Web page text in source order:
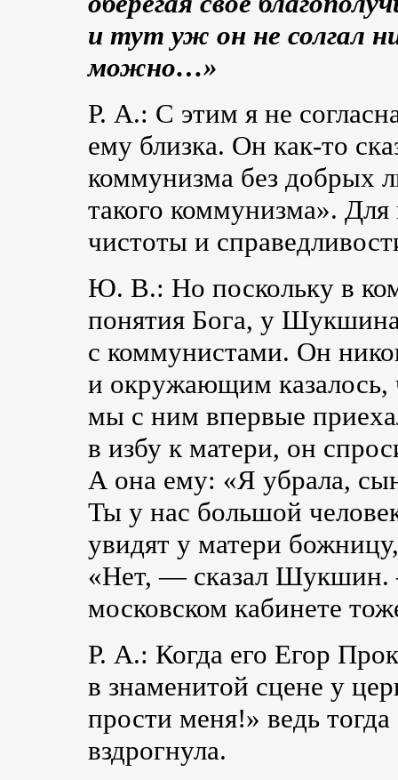
и тут уж он не солгал
можно…»
Р. А.: С этим я не
ему близка. Он как-то
коммунизма без добрых
такого коммунизма».
чистоты и
Ю. В.: Но поскольку в
понятия Бога, у
с коммунистами. Он
и окружающим казалось,
мы с ним впервые
в избу к матери, он
А она ему: «Я убрала,
Ты у нас большой
увидят у матери
«Нет, — сказал Шукшин.
московском кабинете
Р. А.: Когда его Егор
в знаменитой сцене у
прости меня!» ведь
вздрогнула.